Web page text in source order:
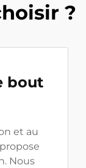
?
bout
et au
Nous